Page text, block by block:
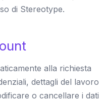
di Stereotype.
alla richiesta
dettagli del lavoro
o cancellare i dati